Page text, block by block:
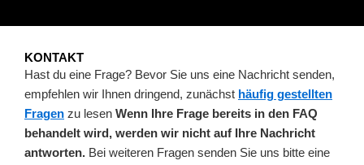
KONTAKT
Hast du eine Frage? Bevor Sie uns eine Nachricht senden,
empfehlen wir Ihnen dringend, zunächst häufig gestellten
Fragen zu lesen Wenn Ihre Frage bereits in den FAQ
behandelt wird, werden wir nicht auf Ihre Nachricht
antworten. Bei weiteren Fragen senden Sie uns bitte eine